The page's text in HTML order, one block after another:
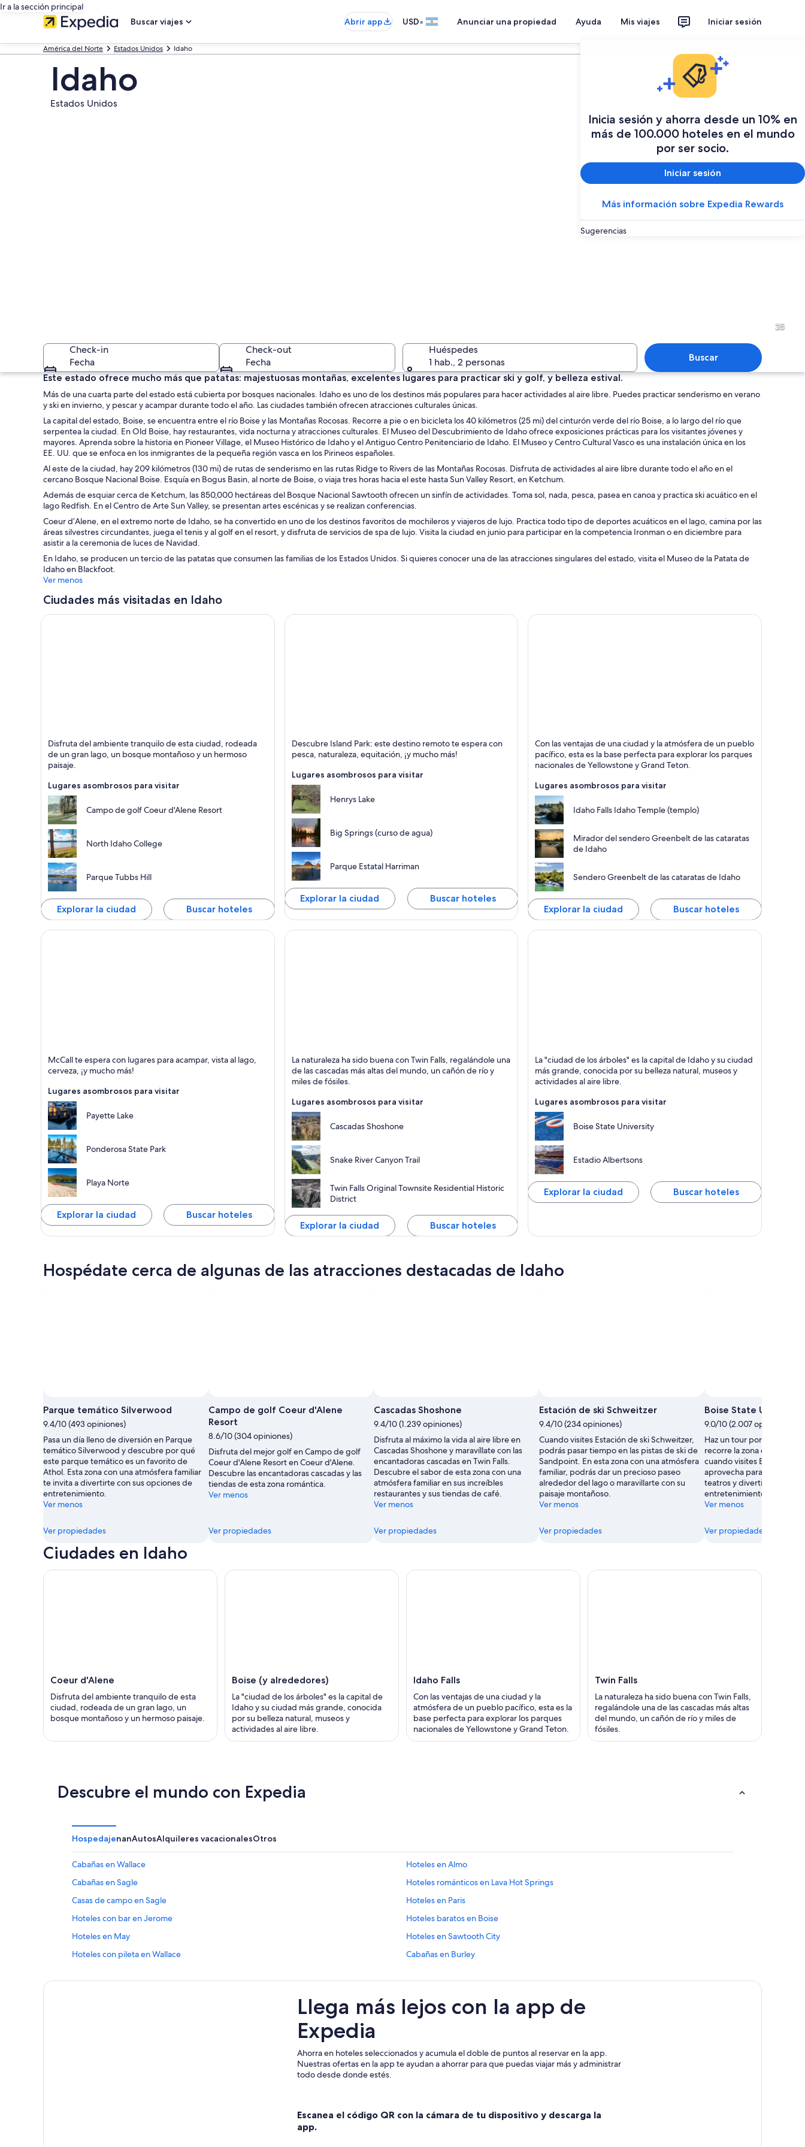
Ir a la sección principal
Buscar viajes
Abrir app USD• Anunciar una propiedad Ayuda Mis viajes Iniciar sesión
Inicia sesión y ahorra desde un 10% en
más de 100.000 hoteles en el mundo
por ser socio.
Iniciar sesión
Más información sobre Expedia Rewards
Sugerencias
América del Norte Estados Unidos Idaho
Idaho
Estados Unidos
Un edificio gubernamental con una cúpula grande y una estatua en su fachada.
25
Check-in
Fecha
Check-out
Fecha
Huéspedes
1 hab., 2 personas
Buscar
Este estado ofrece mucho más que patatas: majestuosas montañas, excelentes lugares para practicar ski y golf, y belleza estival.
Más de una cuarta parte del estado está cubierta por bosques nacionales. Idaho es uno de los destinos más populares para hacer actividades al aire libre. Puedes practicar senderismo en verano
y ski en invierno, y pescar y acampar durante todo el año. Las ciudades también ofrecen atracciones culturales únicas.
La capital del estado, Boise, se encuentra entre el río Boise y las Montañas Rocosas. Recorre a pie o en bicicleta los 40 kilómetros (25 mi) del cinturón verde del río Boise, a lo largo del río que
serpentea la ciudad. En Old Boise, hay restaurantes, vida nocturna y atracciones culturales. El Museo del Descubrimiento de Idaho ofrece exposiciones prácticas para los visitantes jóvenes y
mayores. Aprenda sobre la historia en Pioneer Village, el Museo Histórico de Idaho y el Antiguo Centro Penitenciario de Idaho. El Museo y Centro Cultural Vasco es una instalación única en los
EE. UU. que se enfoca en los inmigrantes de la pequeña región vasca en los Pirineos españoles.
Al este de la ciudad, hay 209 kilómetros (130 mi) de rutas de senderismo en las rutas Ridge to Rivers de las Montañas Rocosas. Disfruta de actividades al aire libre durante todo el año en el
cercano Bosque Nacional Boise. Esquía en Bogus Basin, al norte de Boise, o viaja tres horas hacia el este hasta Sun Valley Resort, en Ketchum.
Además de esquiar cerca de Ketchum, las 850,000 hectáreas del Bosque Nacional Sawtooth ofrecen un sinfín de actividades. Toma sol, nada, pesca, pasea en canoa y practica ski acuático en el
lago Redfish. En el Centro de Arte Sun Valley, se presentan artes escénicas y se realizan conferencias.
Coeur d’Alene, en el extremo norte de Idaho, se ha convertido en uno de los destinos favoritos de mochileros y viajeros de lujo. Practica todo tipo de deportes acuáticos en el lago, camina por las
áreas silvestres circundantes, juega el tenis y al golf en el resort, y disfruta de servicios de spa de lujo. Visita la ciudad en junio para participar en la competencia Ironman o en diciembre para
asistir a la ceremonia de luces de Navidad.
En Idaho, se producen un tercio de las patatas que consumen las familias de los Estados Unidos. Si quieres conocer una de las atracciones singulares del estado, visita el Museo de la Patata de
Idaho en Blackfoot.
Ver menos
Ciudades más visitadas en Idaho
Coeur d'Alene
Personas amables,
Excursiones y Lagos
Disfruta del ambiente tranquilo de esta ciudad, rodeada
de un gran lago, un bosque montañoso y un hermoso
paisaje.
Lugares asombrosos para visitar
Campo de golf Coeur d'Alene Resort
North Idaho College
Parque Tubbs Hill
Explorar la ciudad Buscar hoteles
Island Park
Pesca, Naturaleza y Paseos a caballo
Descubre Island Park: este destino remoto te espera con
pesca, naturaleza, equitación, ¡y mucho más!
Lugares asombrosos para visitar
Henrys Lake
Big Springs (curso de agua)
Parque Estatal Harriman
Explorar la ciudad Buscar hoteles
Idaho Falls
Cascadas,
Comidas y
Con las ventajas de una ciudad y la atmósfera de un pueblo
pacífico, esta es la base perfecta para explorar los parques
nacionales de Yellowstone y Grand Teton.
Lugares asombrosos para visitar
Idaho Falls Idaho Temple (templo)
Mirador del sendero Greenbelt de las cataratas
de Idaho
Sendero Greenbelt de las cataratas de Idaho
Explorar la ciudad Buscar hoteles
Lagos, Para toda la familia y Ski
McCall te espera con lugares para acampar, vista al lago,
cerveza, ¡y mucho más!
Lugares asombrosos para visitar
Payette Lake
Ponderosa State Park
Playa Norte
Explorar la ciudad Buscar hoteles
Comidas, Cascadas y Compras
La naturaleza ha sido buena con Twin Falls, regalándole una
de las cascadas más altas del mundo, un cañón de río y
miles de fósiles.
Lugares asombrosos para visitar
Cascadas Shoshone
Snake River Canyon Trail
Twin Falls Original Townsite Residential Historic
District
Explorar la ciudad Buscar hoteles
Ríos, Deportes y
Universidades
La "ciudad de los árboles" es la capital de Idaho y su ciudad
más grande, conocida por su belleza natural, museos y
actividades al aire libre.
Lugares asombrosos para visitar
Boise State University
Estadio Albertsons
Explorar la ciudad Buscar hoteles
Hospédate cerca de algunas de las atracciones destacadas de Idaho
de
uso
tomada
por
Michelle
Finseth
Parque temático Silverwood
9.4/10 (493 opiniones)
Pasa un día lleno de diversión en Parque
temático Silverwood y descubre por qué
este parque temático es un favorito de
Athol. Esta zona con una atmósfera familiar
te invita a divertirte con sus opciones de
entretenimiento.
Ver menos
Ver propiedades
Campo de golf Coeur d'Alene
Resort
8.6/10 (304 opiniones)
Disfruta del mejor golf en Campo de golf
Coeur d'Alene Resort en Coeur d'Alene.
Descubre las encantadoras cascadas y las
tiendas de esta zona romántica.
Ver menos
Ver propiedades
de
uso
libre
tomada
por
Justin
Hunter
Cascadas Shoshone
9.4/10 (1.239 opiniones)
Disfruta al máximo la vida al aire libre en
Cascadas Shoshone y maravíllate con las
encantadoras cascadas en Twin Falls.
Descubre el sabor de esta zona con una
atmósfera familiar en sus increíbles
restaurantes y sus tiendas de café.
Ver menos
Ver propiedades
Estación de ski Schweitzer
9.4/10 (234 opiniones)
Cuando visites Estación de ski Schweitzer,
podrás pasar tiempo en las pistas de ski de
Sandpoint. En esta zona con una atmósfera
familiar, podrás dar un precioso paseo
alrededor del lago o maravillarte con su
paisaje montañoso.
Ver menos
Ver propiedades
Boise State University
9.0/10 (2.007 opiniones)
Haz un tour por el
recorre la zona de Boise
cuando visites Boise.
aprovecha para ver un
teatros y divertirte con
entretenimiento.
Ver menos
Ver propiedades
Ciudades en Idaho
Coeur d'Alene
Disfruta del ambiente tranquilo de esta
ciudad, rodeada de un gran lago, un
bosque montañoso y un hermoso paisaje.
Boise (y alrededores)
La "ciudad de los árboles" es la capital de
Idaho y su ciudad más grande, conocida
por su belleza natural, museos y
actividades al aire libre.
Idaho Falls
Con las ventajas de una ciudad y la
atmósfera de un pueblo pacífico, esta es la
base perfecta para explorar los parques
nacionales de Yellowstone y Grand Teton.
Twin Falls
La naturaleza ha sido buena con Twin Falls,
regalándole una de las cascadas más altas
del mundo, un cañón de río y miles de
fósiles.
Descubre el mundo con Expedia
HospedajenanAutosAlquileres vacacionalesOtros
Cabañas en Wallace
Hoteles en Almo
Cabañas en Sagle
Hoteles románticos en Lava Hot Springs
Casas de campo en Sagle
Hoteles en Paris
Hoteles con bar en Jerome
Hoteles baratos en Boise
Hoteles en May
Hoteles en Sawtooth City
Hoteles con pileta en Wallace
Cabañas en Burley
Llega más lejos con la app de
Expedia
Ahorra en hoteles seleccionados y acumula el doble de puntos al reservar en la app.
Nuestras ofertas en la app te ayudan a ahorrar para que puedas viajar más y administrar
todo desde donde estés.
Escanea el código QR con la cámara de tu dispositivo y descarga la
app.